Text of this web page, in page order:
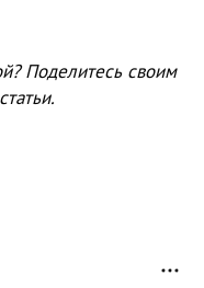
Поделитесь своим